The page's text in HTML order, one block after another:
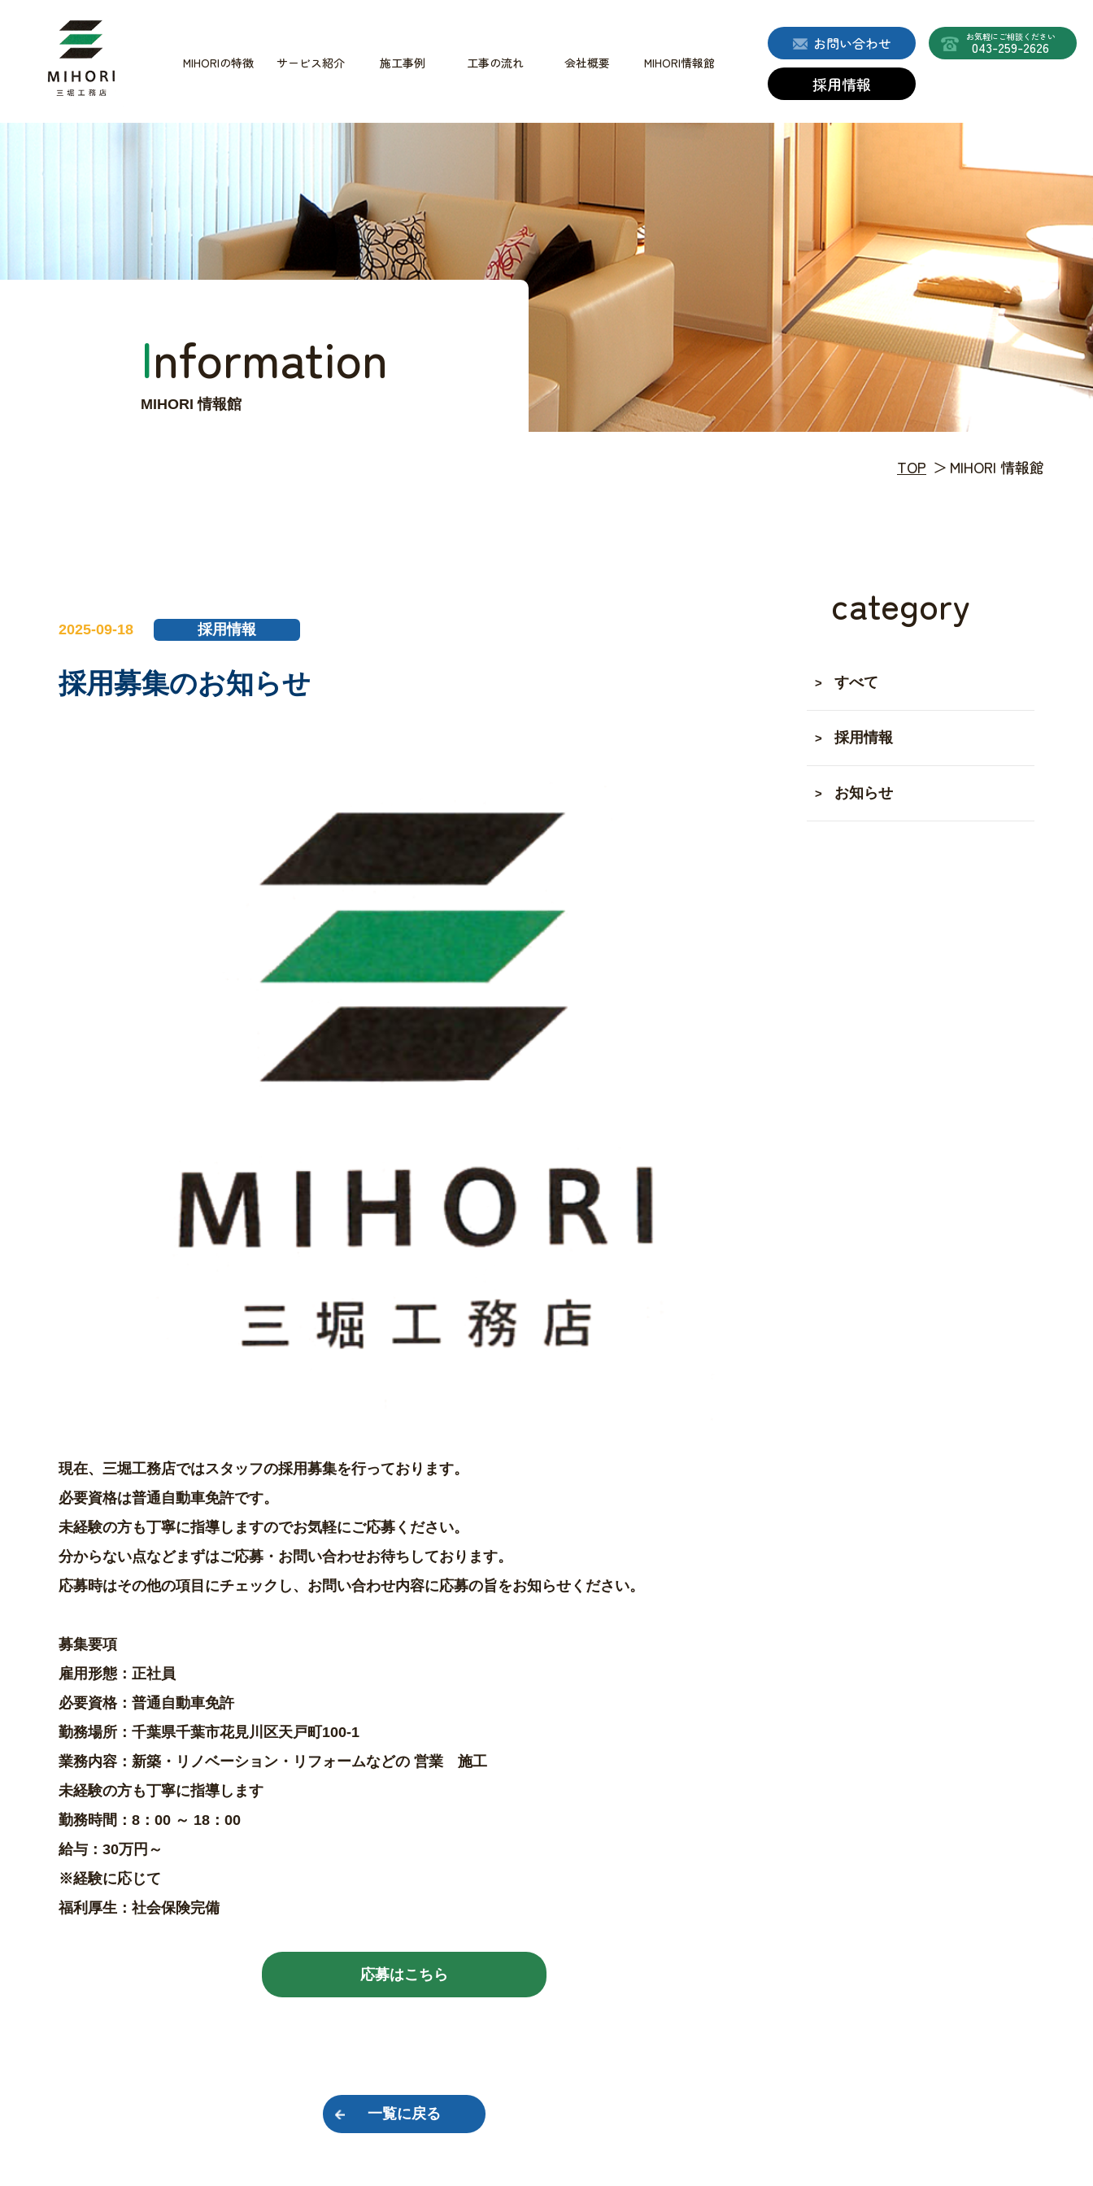
MIHORIの特徴 サービス紹介 施工事例 工事の流れ 会社概要 MIHORI情報館
お問い合わせ お気軽にご相談ください
043-259-2626
採用情報
Information
MIHORI 情報館
TOP MIHORI 情報館
category
すべて
採用情報
お知らせ
2025-09-18 採用情報
採用募集のお知らせ
現在、三堀工務店ではスタッフの採用募集を行っております。
必要資格は普通自動車免許です。
未経験の方も丁寧に指導しますのでお気軽にご応募ください。
分からない点などまずはご応募・お問い合わせお待ちしております。
応募時はその他の項目にチェックし、お問い合わせ内容に応募の旨をお知らせください。
募集要項
雇用形態：正社員
必要資格：普通自動車免許
勤務場所：千葉県千葉市花見川区天戸町100-1
業務内容：新築・リノベーション・リフォームなどの 営業 施工
未経験の方も丁寧に指導します
勤務時間：8：00 ～ 18：00
給与：30万円～
※経験に応じて
福利厚生：社会保険完備
応募はこちら
一覧に戻る